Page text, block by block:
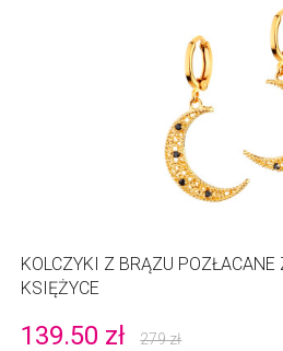
KOLCZYKI Z BRĄZU
KSIĘŻYCE
139.50 zł 279zł